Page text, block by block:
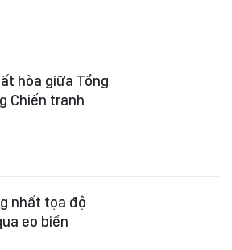
hòa giữa Tổng
Chiến tranh
nhất tọa độ
eo biển